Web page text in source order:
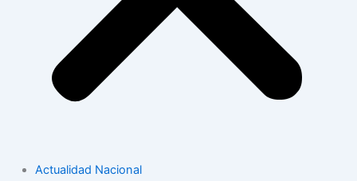
Actualidad Nacional